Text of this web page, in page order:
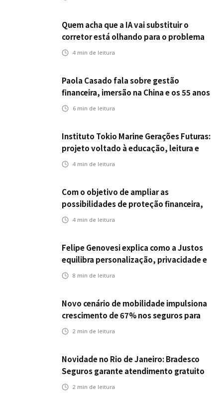
Quem acha que a IA vai substituir o
corretor está olhando para o problema
errado
4 min de leitura
Paola Casado fala sobre gestão
financeira, imersão na China e os 55 anos
da ENS
6 min de leitura
Instituto Tokio Marine Gerações Futuras:
projeto voltado à educação, leitura e
empregabilidade
4 min de leitura
Com o objetivo de ampliar as
possibilidades de proteção financeira,
Icatu Seguros eleva capital segurado
4 min de leitura
Felipe Genovesi explica como a Justos
equilibra personalização, privacidade e
tecnologia
8 min de leitura
Novo cenário de mobilidade impulsiona
crescimento de 67% nos seguros para
veículos elétricos da Bradesco Seguros
2 min de leitura
Novidade no Rio de Janeiro: Bradesco
Seguros garante atendimento gratuito
na Ponte Rio-Niterói
2 min de leitura